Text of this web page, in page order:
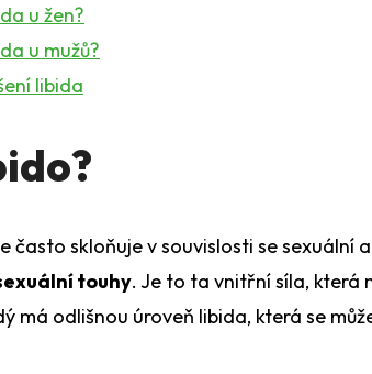
u žen?
u mužů?
libida
často skloňuje v souvislosti se sexuální
touhy. Je to ta vnitřní síla, která
má odlišnou úroveň libida, která se